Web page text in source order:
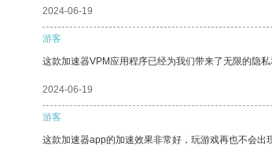
2024-06-19
游客
这款加速器VPM应用程序已经为我们带来了无限的隐私
2024-06-19
游客
这款加速器app的加速效果非常好，玩游戏再也不会出